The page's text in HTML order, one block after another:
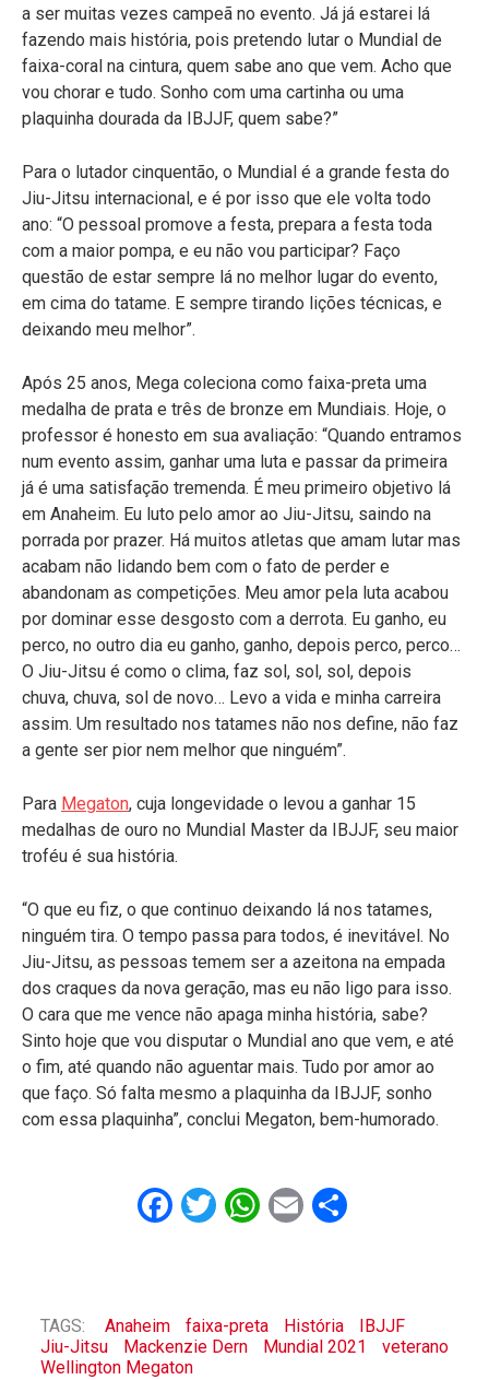
a ser muitas vezes campeã no evento. Já já estarei lá
fazendo mais história, pois pretendo lutar o Mundial de
faixa-coral na cintura, quem sabe ano que vem. Acho que
vou chorar e tudo. Sonho com uma cartinha ou uma
plaquinha dourada da IBJJF, quem sabe?”
Para o lutador cinquentão, o Mundial é a grande festa do
Jiu-Jitsu internacional, e é por isso que ele volta todo
ano: “O pessoal promove a festa, prepara a festa toda
com a maior pompa, e eu não vou participar? Faço
questão de estar sempre lá no melhor lugar do evento,
em cima do tatame. E sempre tirando lições técnicas, e
deixando meu melhor”.
Após 25 anos, Mega coleciona como faixa-preta uma
medalha de prata e três de bronze em Mundiais. Hoje, o
professor é honesto em sua avaliação: “Quando entramos
num evento assim, ganhar uma luta e passar da primeira
já é uma satisfação tremenda. É meu primeiro objetivo lá
em Anaheim. Eu luto pelo amor ao Jiu-Jitsu, saindo na
porrada por prazer. Há muitos atletas que amam lutar mas
acabam não lidando bem com o fato de perder e
abandonam as competições. Meu amor pela luta acabou
por dominar esse desgosto com a derrota. Eu ganho, eu
perco, no outro dia eu ganho, ganho, depois perco, perco…
O Jiu-Jitsu é como o clima, faz sol, sol, sol, depois
chuva, chuva, sol de novo… Levo a vida e minha carreira
assim. Um resultado nos tatames não nos define, não faz
a gente ser pior nem melhor que ninguém”.
Para Megaton, cuja longevidade o levou a ganhar 15
medalhas de ouro no Mundial Master da IBJJF, seu maior
troféu é sua história.
“O que eu fiz, o que continuo deixando lá nos tatames,
ninguém tira. O tempo passa para todos, é inevitável. No
Jiu-Jitsu, as pessoas temem ser a azeitona na empada
dos craques da nova geração, mas eu não ligo para isso.
O cara que me vence não apaga minha história, sabe?
Sinto hoje que vou disputar o Mundial ano que vem, e até
o fim, até quando não aguentar mais. Tudo por amor ao
que faço. Só falta mesmo a plaquinha da IBJJF, sonho
com essa plaquinha”, conclui Megaton, bem-humorado.
Facebook
Twitter
WhatsApp
EmailShare
TAGS: Anaheim faixa-preta História
IBJJF
Jiu-Jitsu
Mackenzie Dern Mundial 2021
veterano
Wellington Megaton